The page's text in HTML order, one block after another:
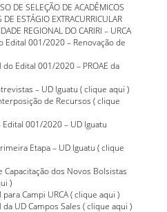
DE SELEÇÃO DE ACADÊMICOS
ESTÁGIO EXTRACURRICULAR
REGIONAL DO CARIRI – URCA
Edital 001/2020 – Renovação de
Edital 001/2020 – PROAE da
– UD Iguatu (clique aqui )
de Recursos (clique
001/2020 – UD Iguatu
Etapa – UD Iguatu (clique
dos Novos Bolsistas
)
paraCampi URCA (clique aqui )
UD Campos Sales (clique aqui )